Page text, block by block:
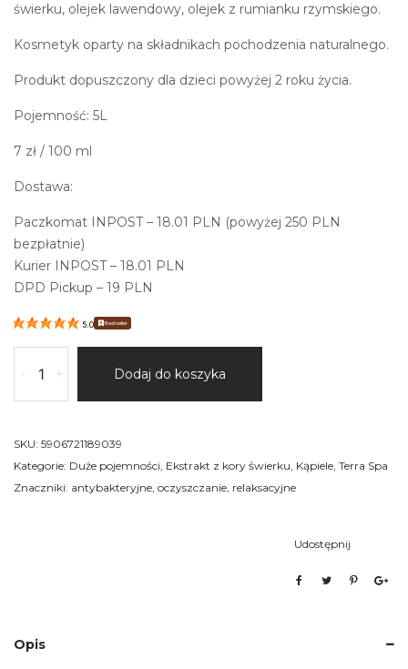
świerku, olejek lawendowy, olejek z rumianku rzymskiego.
Kosmetyk oparty na składnikach pochodzenia naturalnego.
Produkt dopuszczony dla dzieci powyżej 2 roku życia.
Pojemność: 5L
7 zł / 100 ml
Dostawa:
Paczkomat INPOST – 18.01 PLN (powyżej 250 PLN
bezpłatnie)
Kurier INPOST – 18.01 PLN
DPD Pickup – 19 PLN
5.0 Bestseller
Kąpiel
świerkowa
ekstraktem
z
kory
+
- Dodaj do koszyka
SKU: 5906721189039
Kategorie: Duże pojemności, Ekstrakt z kory świerku, Kąpiele, Terra Spa
Znaczniki: antybakteryjne, oczyszczanie, relaksacyjne
Udostępnij
Opis